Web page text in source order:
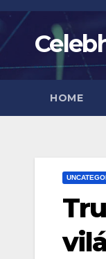
Skip
content
HOME